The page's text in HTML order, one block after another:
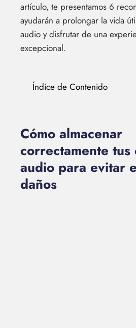
artículo, te presentamos 6
ayudarán a prolongar la vida
audio y disfrutar de una
excepcional.
Índice de Contenido
Cómo almacenar
correctamente tus
audio para evitar
daños